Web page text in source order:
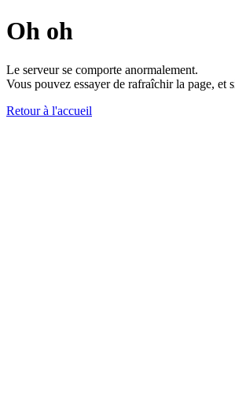
Oh oh
Le serveur se comporte anormalement.
Vous pouvez essayer de rafraîchir la page, et
Retour à l'accueil